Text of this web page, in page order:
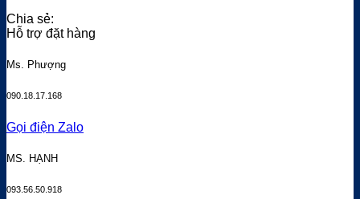
Chia sẻ:
Hỗ trợ đặt hàng
Ms. Phượng
090.18.17.168
Gọi điện Zalo
MS. HẠNH
093.56.50.918